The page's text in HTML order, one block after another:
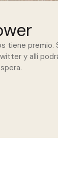
tiene premio.
y allí